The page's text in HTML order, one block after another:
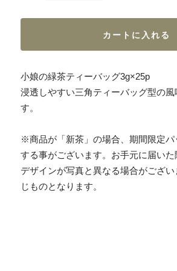
カートに入れる
小娘の緑茶ティーバッグ3g×25p
浸透しやすい三角ティーバッグ型の
す。
※商品が「新茶」の場合、期間限定パ
する事がございます。お手元に届い
デザインが写真と異なる場合がござ
じものとなります。